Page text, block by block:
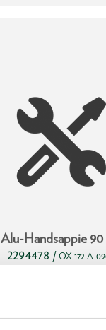
Alu-Handsappie 90
2294478 / OX 172 A-